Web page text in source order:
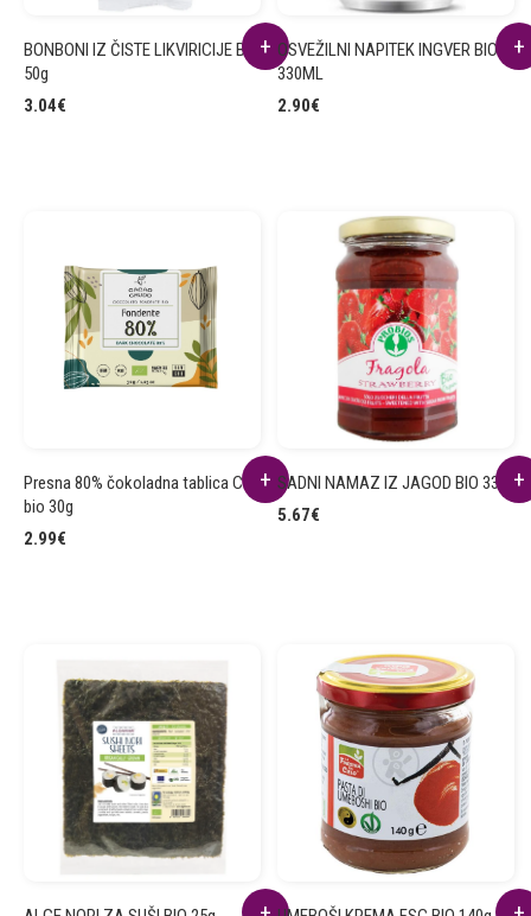
BONBONI IZ ČISTE LIKVIRICIJE BIO
50g
3.04€
OSVEŽILNI NAPITEK INGVER BIO
330ML
2.90€
Presna 80% čokoladna tablica CC
bio 30g
2.99€
SADNI NAMAZ IZ JAGOD BIO 330g
5.67€